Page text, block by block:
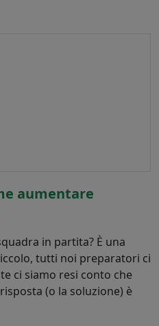
aumentare
in partita? È una
tutti noi preparatori ci
ci siamo resi conto che
(o la soluzione) è